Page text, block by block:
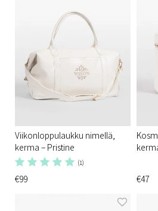
Viikonloppulaukku nimellä,
kerma – Pristine
(1)
€99 €47